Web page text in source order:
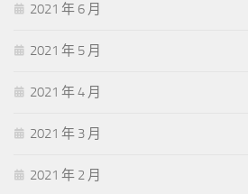
2021 年 6 月
2021 年 5 月
2021 年 4 月
2021 年 3 月
2021 年 2 月